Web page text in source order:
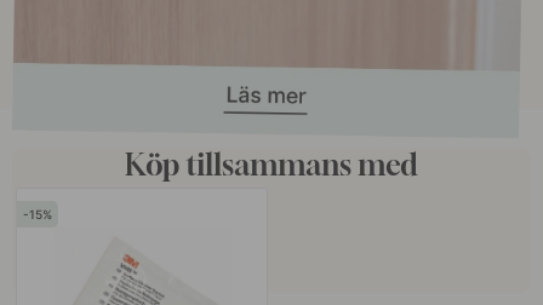
Köp tillsammans med
15